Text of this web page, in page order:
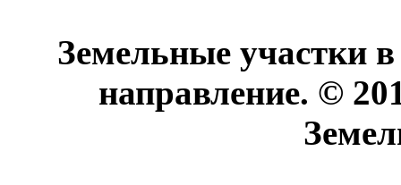
Земельные участки
направление. ©